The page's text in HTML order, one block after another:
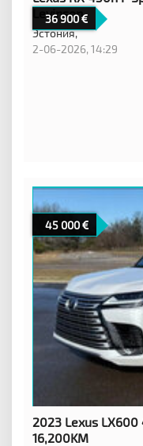
36 900
Levinson
Эстония,
2-06-2026, 14:29
45 000
2023 Lexus
16,200KM